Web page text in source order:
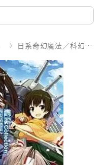
日系奇幻魔法／科幻冒險